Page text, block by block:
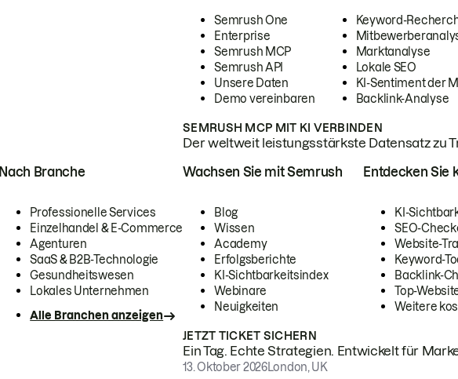
Semrush One
Enterprise
Semrush MCP
Semrush API
Unsere Daten
Demo vereinbaren
Keyword-
Marktanalyse
Lokale SEO
KI-Sentiment der
Backlink-Analyse
SEMRUSH MCP MIT KI VERBINDEN
Der weltweit leistungsstärkste Datensatz zu
Nach Branche
Professionelle Services
Einzelhandel & E-Commerce
Agenturen
SaaS & B2B-Technologie
Gesundheitswesen
Lokales Unternehmen
Alle Branchen anzeigen
Wachsen Sie mit Semrush
Blog
Wissen
Academy
Erfolgsberichte
KI-Sichtbarkeitsindex
Webinare
Neuigkeiten
Entdecken Sie
KI-
SEO-
Website-
Keyword-
Backlink-
Top-
Weitere
JETZT TICKET SICHERN
Ein Tag. Echte Strategien. Entwickelt für
13. Oktober 2026London, UK